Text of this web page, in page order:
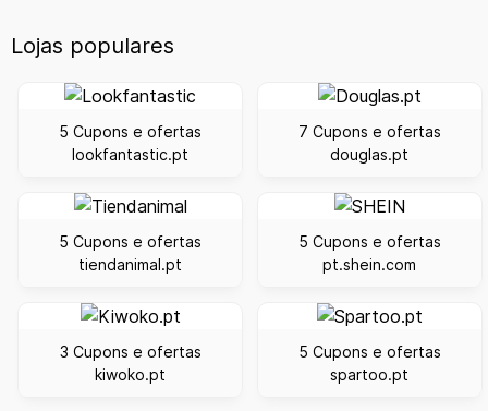
Lojas populares
5 Cupons e ofertas
lookfantastic.pt
7 Cupons e ofertas
douglas.pt
5 Cupons e ofertas
tiendanimal.pt
5 Cupons e ofertas
pt.shein.com
3 Cupons e ofertas
kiwoko.pt
5 Cupons e ofertas
spartoo.pt